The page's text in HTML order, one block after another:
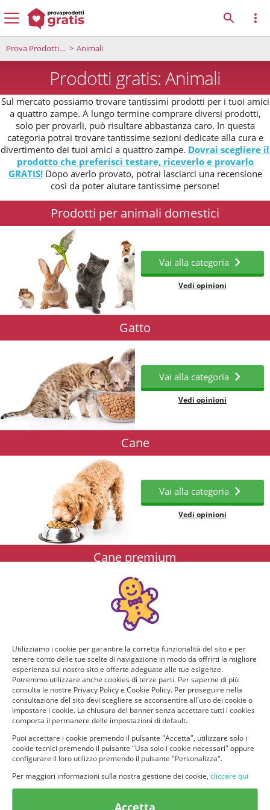
Prova Prodotti Gratis Animali
Prodotti gratis: Animali
Sul mercato possiamo trovare tantissimi prodotti per i tuoi amici
a quattro zampe. A lungo termine comprare diversi prodotti,
solo per provarli, può risultare abbastanza caro. In questa
categoria potrai trovare tantissime sezioni dedicate alla cura e
divertimento dei tuoi amici a quattro zampe. Dovrai scegliere il
prodotto che preferisci testare, riceverlo e provarlo
GRATIS!Dopo averlo provato, potrai lasciarci una recensione
così da poter aiutare tantissime persone!
Prodotti per animali domestici
Vai alla categoria
Vedi opinioni
Gatto
Vai alla categoria
Vedi opinioni
Cane
Vai alla categoria
Vedi opinioni
Cane premium
Gatto premium
Vai alla categoria
Vedi opinioni
© provaprodottigratis.it 2023 | All Rights Reserved.
Utilizziamo i cookie per garantire la corretta funzionalità del sito e per
tenere conto delle tue scelte di navigazione in modo da offrirti la migliore
esperienza sul nostro sito e offerte adeguate alle tue esigenze.
Potremmo utilizzare anche cookies di terze parti. Per saperne di più
consulta le nostre Privacy Policy e Cookie Policy. Per proseguire nella
consultazione del sito devi scegliere se acconsentire all'uso dei cookie o
impostare i cookie. La chiusura del banner senza accettare tutti i cookies
comporta il permanere delle impostazioni di default.
Puoi accettare i cookie premendo il pulsante "Accetta", utilizzare solo i
cookie tecnici premendo il pulsante "Usa solo i cookie necessari" oppure
configurare il loro utilizzo premendo il pulsante "Personalizza".
Per maggiori informazioni sulla nostra gestione dei cookie, cliccare qui
Accetta